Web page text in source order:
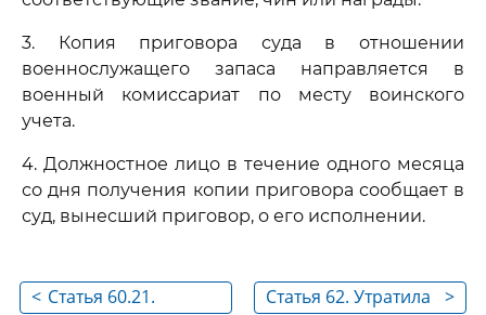
3. Копия приговора суда в отношении
военнослужащего запаса направляется в
военный комиссариат по месту воинского
учета.
4. Должностное лицо в течение одного месяца
со дня получения копии приговора сообщает в
суд, вынесший приговор, о его исполнении.
< Статья 60.21.
>
Статья 62. Утратила